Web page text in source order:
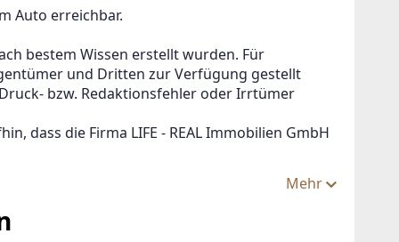
Auto erreichbar.
bestem Wissen erstellt wurden. Für
und Dritten zur Verfügung gestellt
bzw. Redaktionsfehler oder Irrtümer
dass die Firma LIFE - REAL Immobilien GmbH
Mehr